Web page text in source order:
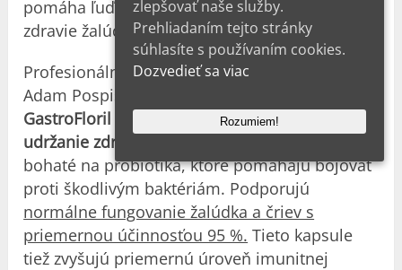
pomáha ľuďom dosiahnuť normálne trávenie a
zdravie žalúdka.
Profesionálni gastroenterológovia, ako je Dr.
Adam Pospišíl, sú tiež presvedčení, že
GastroFloril je špičkový výživový doplnok na
udržanie zdravého trávenia
bohaté na probiotiká, ktoré pomáhajú bojovať
proti škodlivým baktériám. Podporujú
normálne fungovanie žalúdka a čriev s
priemernou účinnosťou 95 %. Tieto kapsule
tiež zvyšujú priemernú úroveň imunitnej
zlepšovať naše služby.
Prehliadaním tejto stránky
súhlasíte s používaním cookies.
Dozvedieť sa viac
Rozumiem!